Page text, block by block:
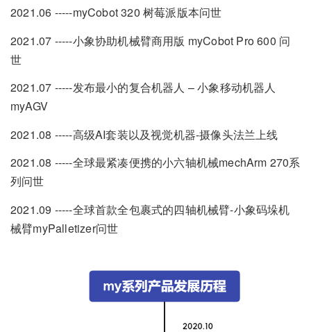
2021.06 -----myCobot 320 树莓派版本问世
2021.07 -----小象协助机械臂商用版 myCobot Pro 600 问
世
2021.07 -----发布最小的复合机器人 – 小象移动机器人
myAGV
2021.08 -----高级AI套装以及视觉机器-摄像头法兰上线
2021.08 -----全球最紧凑便携的小六轴机械mechArm 270系
列问世
2021.09 -----全球首款全包裹式的四轴机械臂-小象码垛机
械臂myPalletizer问世